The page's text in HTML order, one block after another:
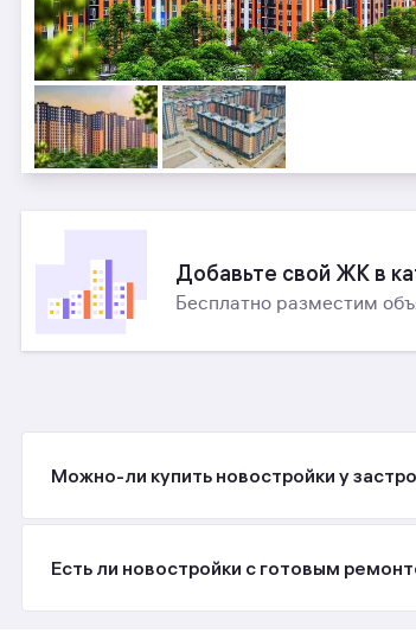
Добавьте свой ЖК в
Бесплатно разместим
Можно-ли купить новостройки у
Есть ли новостройки с готовым